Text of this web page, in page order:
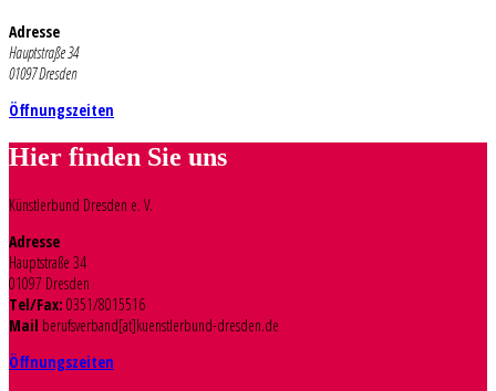
Adresse
Hauptstraße 34
01097 Dresden
Öffnungszeiten
Hier finden Sie uns
Künstlerbund Dresden e. V.
Adresse
Hauptstraße 34
01097 Dresden
Tel/Fax: 0351/8015516
Mail berufsverband[at]kuenstlerbund-dresden.de
Öffnungszeiten